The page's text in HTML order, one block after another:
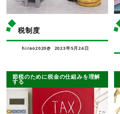
税制度
hirao2020@ 2023年5月24日
節税のために税金の仕組みを理解
する